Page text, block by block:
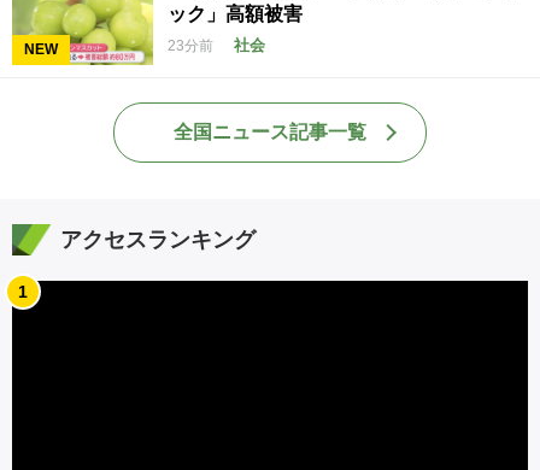
NEW
ック」高額被害
23分前 社会
全国ニュース記事一覧
アクセスランキング
1